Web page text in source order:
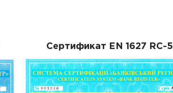
Сертификат EN 1627 RC-5